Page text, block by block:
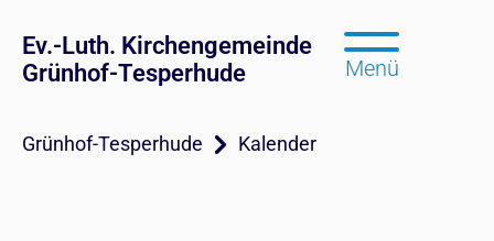
Ev.-Luth. Kirchengemeinde
Grünhof-Tesperhude
Menü
Grünhof-Tesperhude Kalender